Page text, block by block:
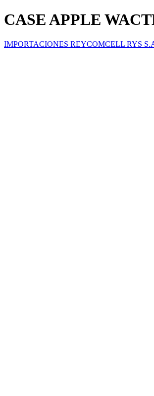
CASE APPLE
IMPORTACIONES REYCOMCELL RYS